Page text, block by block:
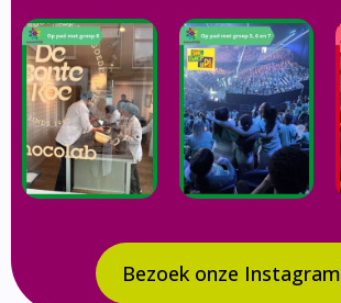
Bezoek onze Instagram